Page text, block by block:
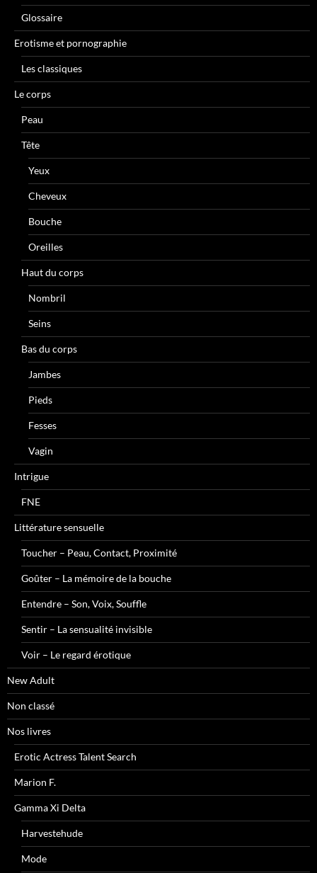
Glossaire
Erotisme et pornographie
Les classiques
Le corps
Peau
Tête
Yeux
Cheveux
Bouche
Oreilles
Haut du corps
Nombril
Seins
Bas du corps
Jambes
Pieds
Fesses
Vagin
Intrigue
FNE
Littérature sensuelle
Toucher – Peau, Contact, Proximité
Goûter – La mémoire de la bouche
Entendre – Son, Voix, Souffle
Sentir – La sensualité invisible
Voir – Le regard érotique
New Adult
Non classé
Nos livres
Erotic Actress Talent Search
Marion F.
Gamma Xi Delta
Harvestehude
Mode